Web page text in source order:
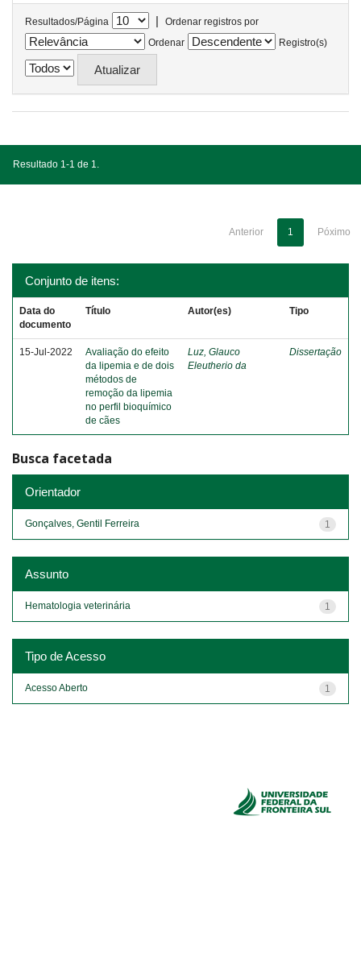
Resultados/Página |
Ordenar registros por
Ordenar
Registro(s)
Resultado 1-1 de 1.
Anterior 1 Póximo
Conjunto de itens:
Data do
documento
Título Autor(es) Tipo
15-Jul-2022
Avaliação do efeito
da lipemia e de dois
métodos de
remoção da lipemia
no perfil bioquímico
de cães
Luz, Glauco
Eleutherio da
Dissertação
Busca facetada
Orientador
1
Gonçalves, Gentil Ferreira
Assunto
1
Hematologia veterinária
Tipo de Acesso
1
Acesso Aberto